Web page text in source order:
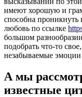
имеют хорошую и
способна проникнуть
любовь по ссылке
большом
подобрать что-то
незабываемые эмоции
А мы
известные